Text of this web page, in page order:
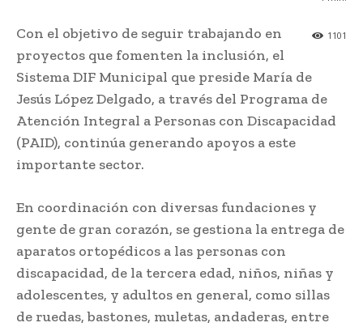
1101
Con el objetivo de seguir trabajando en
proyectos que fomenten la inclusión, el
Sistema DIF Municipal que preside María de
Jesús López Delgado, a través del Programa de
Atención Integral a Personas con Discapacidad
(PAID), continúa generando apoyos a este
importante sector.
En coordinación con diversas fundaciones y
gente de gran corazón, se gestiona la entrega de
aparatos ortopédicos a las personas con
discapacidad, de la tercera edad, niños, niñas y
adolescentes, y adultos en general, como sillas
de ruedas, bastones, muletas, andaderas, entre